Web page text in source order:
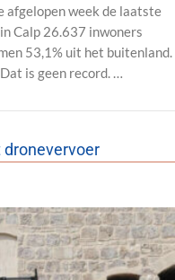
week de laatste
Calp 26.637 inwoners
53,1% uit het buitenland.
is geen record. …
dronevervoer